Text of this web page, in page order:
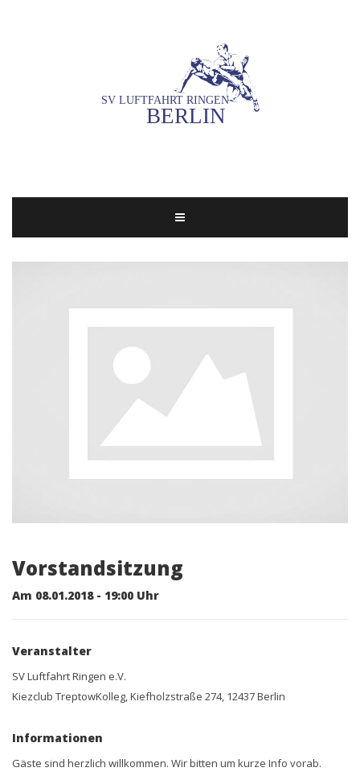
Vorstandsitzung
Am 08.01.2018 - 19:00 Uhr
Veranstalter
SV Luftfahrt Ringen e.V.
Kiezclub TreptowKolleg, Kiefholzstraße 274, 12437 Berlin
Informationen
Gäste sind herzlich willkommen. Wir bitten um kurze Info vorab.